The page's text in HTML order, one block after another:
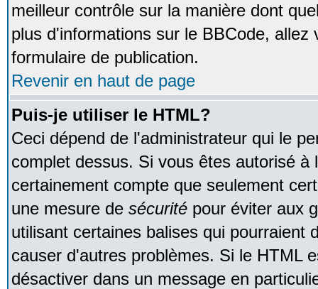
meilleur contrôle sur la manière dont
plus d'informations sur le BBCode,
formulaire de publication.
Revenir en haut de page
Puis-je utiliser le HTML?
Ceci dépend de l'administrateur qui le
complet dessus. Si vous êtes autorisé à
certainement compte que seulement
une mesure de sécurité pour éviter aux
utilisant certaines balises qui pourraient
causer d'autres problèmes. Si le HTML
désactiver dans un message en